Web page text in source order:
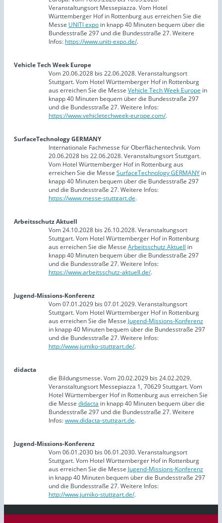
Veranstaltungsort Messepiazza. Vom Hotel
Württemberger Hof in Rottenburg aus erreichen Sie die
Messe UNITI expo in knapp 40 Minuten bequem über die
Bundesstraße 297 und die Bundesstraße 27. Weitere
Infos: https://www.uniti-expo.de/.
Vehicle Tech Week Europe
Vom 20.06.2028 bis 22.06.2028. Veranstaltungsort
Stuttgart. Vom Hotel Württemberger Hof in Rottenburg
aus erreichen Sie die Messe Vehicle Tech Week Europe in
knapp 40 Minuten bequem über die Bundesstraße 297
und die Bundesstraße 27. Weitere Infos:
https://www.vehicletechweek-europe.com/.
SurfaceTechnology GERMANY
Internationale Fachmesse für Oberflächentechnik. Vom
20.06.2028 bis 22.06.2028. Veranstaltungsort Stuttgart.
Vom Hotel Württemberger Hof in Rottenburg aus
erreichen Sie die Messe SurfaceTechnology GERMANY in
knapp 40 Minuten bequem über die Bundesstraße 297
und die Bundesstraße 27. Weitere Infos:
https://www.messe-stuttgart.de.
Arbeitsschutz Aktuell
Vom 24.10.2028 bis 26.10.2028. Veranstaltungsort
Stuttgart. Vom Hotel Württemberger Hof in Rottenburg
aus erreichen Sie die Messe Arbeitsschutz Aktuell in
knapp 40 Minuten bequem über die Bundesstraße 297
und die Bundesstraße 27. Weitere Infos:
https://www.arbeitsschutz-aktuell.de/.
Jugend-Missions-Konferenz
Vom 07.01.2029 bis 07.01.2029. Veranstaltungsort
Stuttgart. Vom Hotel Württemberger Hof in Rottenburg
aus erreichen Sie die Messe Jugend-Missions-Konferenz
in knapp 40 Minuten bequem über die Bundesstraße 297
und die Bundesstraße 27. Weitere Infos:
http://www.jumiko-stuttgart.de/.
didacta
die Bildungsmesse. Vom 20.02.2029 bis 24.02.2029.
Veranstaltungsort Messepiazza 1, 70629 Stuttgart. Vom
Hotel Württemberger Hof in Rottenburg aus erreichen Sie
die Messe didacta in knapp 40 Minuten bequem über die
Bundesstraße 297 und die Bundesstraße 27. Weitere
Infos:www.didacta-stuttgart.de.
Jugend-Missions-Konferenz
Vom 06.01.2030 bis 06.01.2030. Veranstaltungsort
Stuttgart. Vom Hotel Württemberger Hof in Rottenburg
aus erreichen Sie die Messe Jugend-Missions-Konferenz
in knapp 40 Minuten bequem über die Bundesstraße 297
und die Bundesstraße 27. Weitere Infos:
http://www.jumiko-stuttgart.de/.